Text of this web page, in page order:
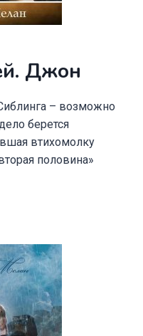
Джон
– возможно
берется
втихомолку
половина»